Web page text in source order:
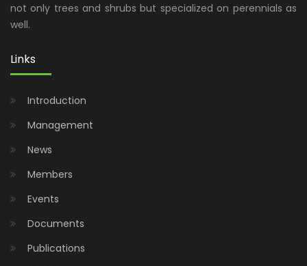
not only trees and shrubs but specialized on perennials as
well.
Links
Introduction
Management
News
Members
Events
Documents
Publications